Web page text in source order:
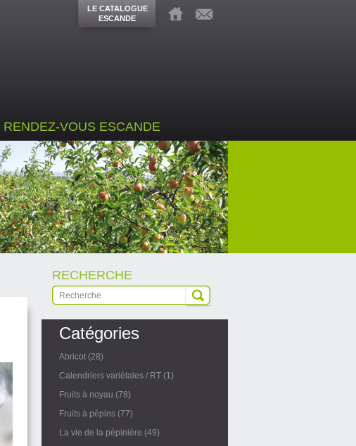
LE CATALOGUE
ESCANDE
RENDEZ-VOUS ESCANDE
RECHERCHE
Catégories
Abricot (28)
Calendriers variétales / RT (1)
Fruits à noyau (78)
Fruits à pépins (77)
La vie de la pépinière (49)